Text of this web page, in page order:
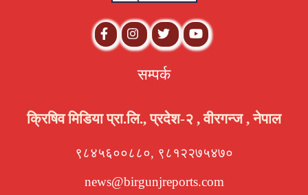
सम्पर्क
क्रिषिव मिडिया प्रा.लि., प्रदेश-२ , वीरगन्ज , नेपाल
९८४५६००८८०, ९८१२२७५४७०
news@birgunjreports.com